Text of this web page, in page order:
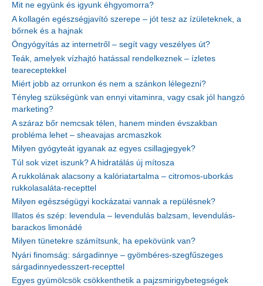
Mit ne együnk és igyunk éhgyomorra?
A kollagén egészségjavító szerepe – jót tesz az ízületeknek, a
bőrnek és a hajnak
Öngyógyítás az internetről – segít vagy veszélyes út?
Teák, amelyek vízhajtó hatással rendelkeznek – ízletes
teareceptekkel
Miért jobb az orrunkon és nem a szánkon lélegezni?
Tényleg szükségünk van ennyi vitaminra, vagy csak jól hangzó
marketing?
A száraz bőr nemcsak télen, hanem minden évszakban
probléma lehet – sheavajas arcmaszkok
Milyen gyógyteát igyanak az egyes csillagjegyek?
Túl sok vizet iszunk? A hidratálás új mítosza
A rukkolának alacsony a kalóriatartalma – citromos-uborkás
rukkolasaláta-recepttel
Milyen egészségügyi kockázatai vannak a repülésnek?
Illatos és szép: levendula – levendulás balzsam, levendulás-
barackos limonádé
Milyen tünetekre számítsunk, ha epekövünk van?
Nyári finomság: sárgadinnye – gyömbéres-szegfűszeges
sárgadinnyedesszert-recepttel
Egyes gyümölcsök csökkenthetik a pajzsmirigybetegségek